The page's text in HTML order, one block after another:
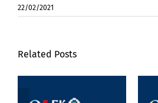
22/02/2021
Related Posts